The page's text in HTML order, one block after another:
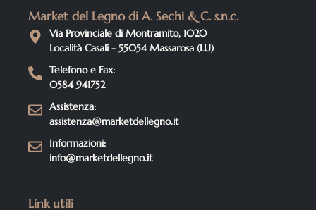
Market del Legno di A. Sechi & C. s.n.c.
Via Provinciale di Montramito, 1020
Località Casali - 55054 Massarosa (LU)
Telefono e Fax:
0584 941752
Assistenza:
assistenza@marketdellegno.it
Informazioni:
info@marketdellegno.it
Link utili